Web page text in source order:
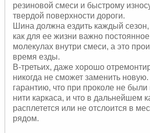
резиновой смеси и быстрому
твердой поверхности дороги.
Шина должна ездить каждый сезон,
как для ее жизни важно
молекулах внутри смеси, а это
время езды.
В-третьих, даже хорошо
никогда не сможет заменить
гарантию, что при проколе не
нити каркаса, и что в дальнейшем
расплетется или не отслоится в
рядом.